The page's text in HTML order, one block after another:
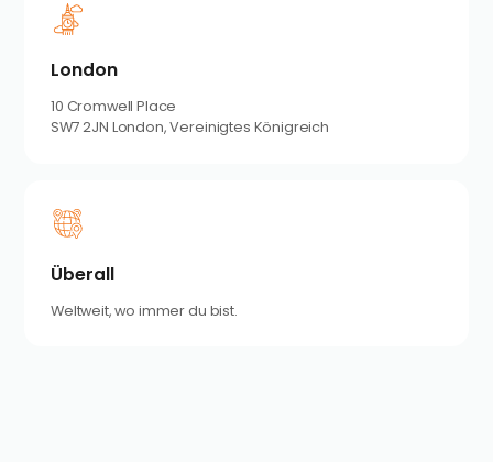
London
10 Cromwell Place
SW7 2JN London, Vereinigtes Königreich
Überall
Weltweit, wo immer du bist.